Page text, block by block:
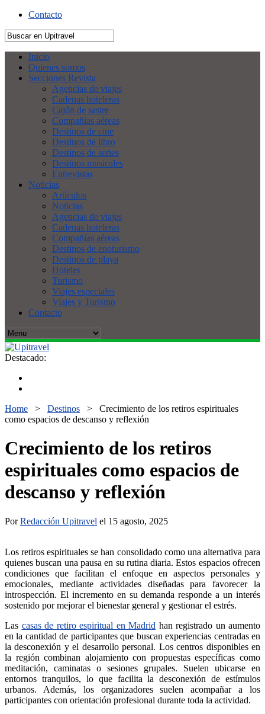
Contacto
Inicio
Quienes somos
Secciones Revista
Agencias de viajes
Cadenas hoteleras
Cajón de sastre
Compañías aéreas
Destinos de cine
Destinos de libro
Destinos de series
Destinos musicales
Entrevistas
Noticias
Artículos
Noticias
Agencias de viajes
Cadenas hoteleras
Compañías aéreas
Destinos de enoturismo
Destinos de playa
Hoteles
Turismo
Viajes especiales
Viajes y Turismo
Contacto
Destacado:
Home > Destinos > Crecimiento de los retiros espirituales
como espacios de descanso y reflexión
Crecimiento de los retiros
espirituales como espacios de
descanso y reflexión
PorRedacción Upitravel el 15 agosto, 2025
Los retiros espirituales se han consolidado como una alternativa para
quienes buscan una pausa en su rutina diaria. Estos espacios ofrecen
condiciones que facilitan el enfoque en aspectos personales y
emocionales, mediante actividades diseñadas para favorecer la
introspección. El incremento en su demanda responde a un interés
sostenido por mejorar el bienestar general y gestionar el estrés.
Las casas de retiro espiritual en Madrid han registrado un aumento
en la cantidad de participantes que buscan experiencias centradas en
la desconexión y el desarrollo personal. Los centros disponibles en
la región combinan alojamiento con propuestas específicas como
meditación, caminatas o sesiones grupales. Suelen ubicarse en
entornos tranquilos, lo que facilita la desconexión de estímulos
urbanos. Además, los organizadores suelen acompañar a los
participantes con orientación profesional durante toda la actividad.